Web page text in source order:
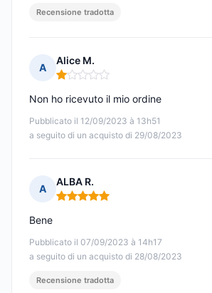
Recensione tradotta
A
Alice M.
Nota: 1 su 5
Pubblicato il 12/09/2023 à 13h51
a seguito di un acquisto di 29/08/2023
Non ho ricevuto il mio ordine
A
ALBA R.
Nota: 5 su 5
Pubblicato il 07/09/2023 à 14h17
a seguito di un acquisto di 28/08/2023
Bene
Recensione tradotta